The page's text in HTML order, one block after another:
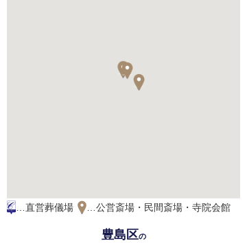
…直営葬儀場 …公営斎場・民間斎場・寺院会館
豊島区の